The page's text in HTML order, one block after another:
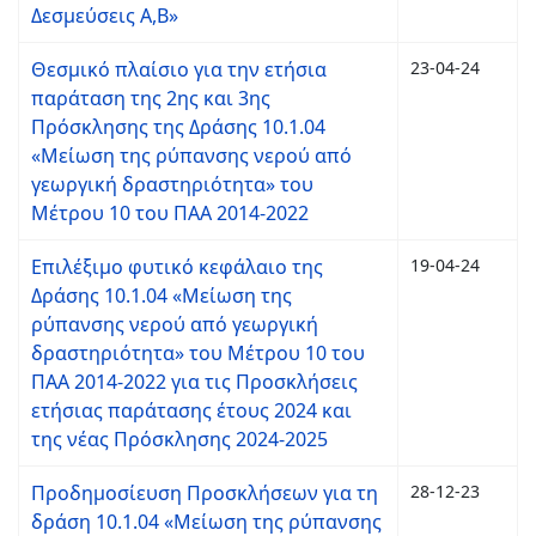
Δεσμεύσεις Α,Β»
Θεσμικό πλαίσιο για την ετήσια
παράταση της 2ης και 3ης
Πρόσκλησης της Δράσης 10.1.04
«Μείωση της ρύπανσης νερού από
γεωργική δραστηριότητα» του
Μέτρου 10 του ΠΑΑ 2014-2022
23-04-24
Επιλέξιμο φυτικό κεφάλαιο της
Δράσης 10.1.04 «Μείωση της
ρύπανσης νερού από γεωργική
δραστηριότητα» του Μέτρου 10 του
ΠΑΑ 2014-2022 για τις Προσκλήσεις
ετήσιας παράτασης έτους 2024 και
της νέας Πρόσκλησης 2024-2025
19-04-24
Προδημοσίευση Προσκλήσεων για τη
δράση 10.1.04 «Μείωση της ρύπανσης
28-12-23